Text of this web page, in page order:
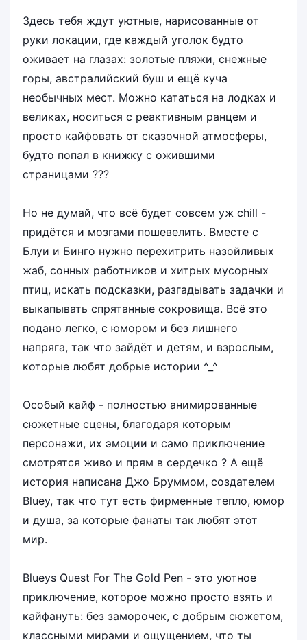
Здесь тебя ждут уютные, нарисованные от
руки локации, где каждый уголок будто
оживает на глазах: золотые пляжи, снежные
горы, австралийский буш и ещё куча
необычных мест. Можно кататься на лодках и
великах, носиться с реактивным ранцем и
просто кайфовать от сказочной атмосферы,
будто попал в книжку с ожившими
страницами ???
Но не думай, что всё будет совсем уж chill -
придётся и мозгами пошевелить. Вместе с
Блуи и Бинго нужно перехитрить назойливых
жаб, сонных работников и хитрых мусорных
птиц, искать подсказки, разгадывать задачки и
выкапывать спрятанные сокровища. Всё это
подано легко, с юмором и без лишнего
напряга, так что зайдёт и детям, и взрослым,
которые любят добрые истории ^_^
Особый кайф - полностью анимированные
сюжетные сцены, благодаря которым
персонажи, их эмоции и само приключение
смотрятся живо и прям в сердечко ? А ещё
история написана Джо Бруммом, создателем
Bluey, так что тут есть фирменные тепло, юмор
и душа, за которые фанаты так любят этот
мир.
Blueys Quest For The Gold Pen - это уютное
приключение, которое можно просто взять и
кайфануть: без заморочек, с добрым сюжетом,
классными мирами и ощущением, что ты